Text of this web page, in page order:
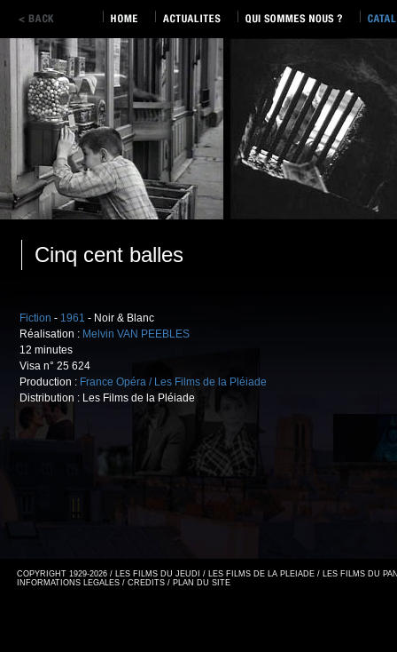
Cinq cent balles
Fiction - 1961 - Noir & Blanc
Réalisation : Melvin VAN PEEBLES
12 minutes
Visa n° 25 624
Production : France Opéra / Les Films de la Pléiade
Distribution : Les Films de la Pléiade
COPYRIGHT 1929-2026 / LES FILMS DU JEUDI / LES FILMS DE LA PLEIADE / LES FILMS DU
INFORMATIONS LEGALES / CREDITS / PLAN DU SITE